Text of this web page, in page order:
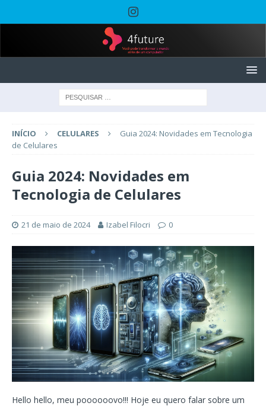
INÍCIO CELULARES
Guia 2024: Novidades em Tecnologia
de Celulares
Guia 2024: Novidades em
Tecnologia de Celulares
21 de maio de 2024 Izabel Filocri 0
Hello hello, meu poooooovo!!! Hoje eu quero falar sobre um